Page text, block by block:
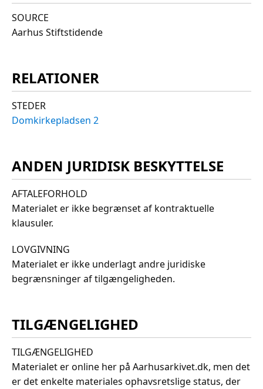
SOURCE
Aarhus Stiftstidende
RELATIONER
STEDER
Domkirkepladsen 2
ANDEN JURIDISK BESKYTTELSE
AFTALEFORHOLD
Materialet er ikke begrænset af kontraktuelle
klausuler.
LOVGIVNING
Materialet er ikke underlagt andre juridiske
begrænsninger af tilgængeligheden.
TILGÆNGELIGHED
TILGÆNGELIGHED
Materialet er online her på Aarhusarkivet.dk, men det
er det enkelte materiales ophavsretslige status, der